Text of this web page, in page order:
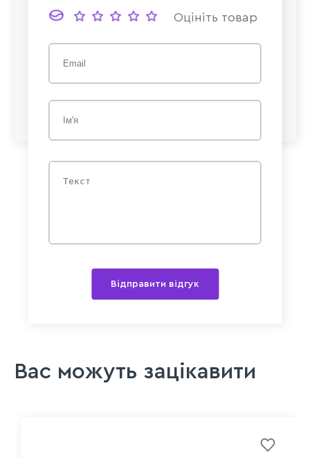
Оцініть товар
Відправити відгук
Вас можуть зацікавити